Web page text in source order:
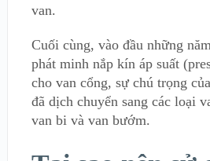
van.
Cuối cùng, vào đầu những
phát minh nắp kín áp suất
cho van cổng, sự chú trọng
đã dịch chuyển sang các loại
van bi và van bướm.